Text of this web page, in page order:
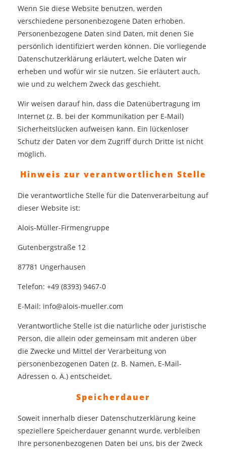
Wenn Sie diese Website benutzen, werden
verschiedene personenbezogene Daten erhoben.
Personenbezogene Daten sind Daten, mit denen Sie
persönlich identifiziert werden können. Die vorliegende
Datenschutzerklärung erläutert, welche Daten wir
erheben und wofür wir sie nutzen. Sie erläutert auch,
wie und zu welchem Zweck das geschieht.
Wir weisen darauf hin, dass die Datenübertragung im
Internet (z. B. bei der Kommunikation per E-Mail)
Sicherheitslücken aufweisen kann. Ein lückenloser
Schutz der Daten vor dem Zugriff durch Dritte ist nicht
möglich.
Hinweis zur verantwortlichen Stelle
Die verantwortliche Stelle für die Datenverarbeitung auf
dieser Website ist:
Alois-Müller-Firmengruppe
Gutenbergstraße 12
87781 Ungerhausen
Telefon: +49 (8393) 9467-0
E-Mail: info@alois-mueller.com
Verantwortliche Stelle ist die natürliche oder juristische
Person, die allein oder gemeinsam mit anderen über
die Zwecke und Mittel der Verarbeitung von
personenbezogenen Daten (z. B. Namen, E-Mail-
Adressen o. Ä.) entscheidet.
Speicherdauer
Soweit innerhalb dieser Datenschutzerklärung keine
speziellere Speicherdauer genannt wurde, verbleiben
Ihre personenbezogenen Daten bei uns, bis der Zweck